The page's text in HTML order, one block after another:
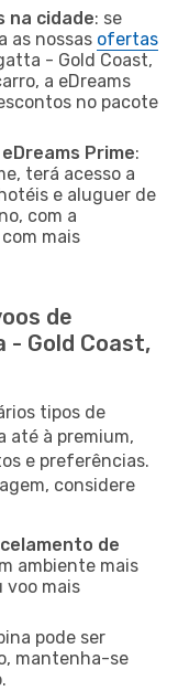
na cidade: se
as nossas ofertas
- Gold Coast,
a eDreams
no pacote
Prime:
terá acesso a
e aluguer de
com a
mais
de
- Gold Coast,
tipos de
até à premium,
e preferências.
considere
de
ambiente mais
voo mais
pode ser
mantenha-se